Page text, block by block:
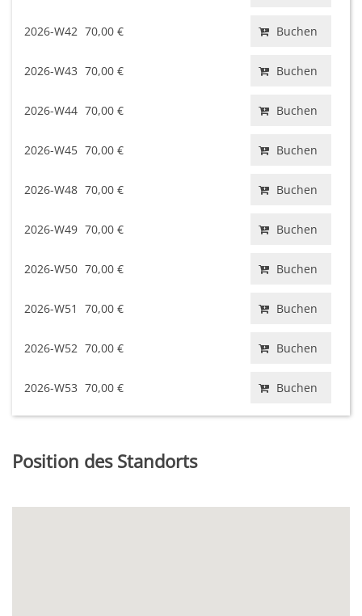
2026-W42 70,00 € Buchen
2026-W43 70,00 € Buchen
2026-W44 70,00 € Buchen
2026-W45 70,00 € Buchen
2026-W48 70,00 € Buchen
2026-W49 70,00 € Buchen
2026-W50 70,00 € Buchen
2026-W51 70,00 € Buchen
2026-W52 70,00 € Buchen
2026-W53 70,00 € Buchen
Position des Standorts